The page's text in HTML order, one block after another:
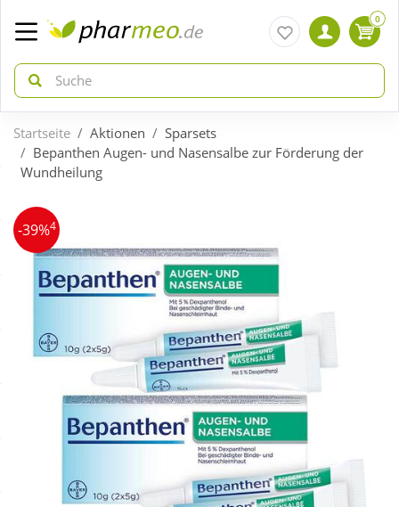
zurück
Aktuelle Coupons
Gratis dazu
Neuheiten
zurück
Arzneimittel
Bio & Genuss
Diabetes
Körperpflege & Kosmetik
0
Startseite Aktionen
Sparsets
Bepanthen Augen- und Nasensalbe zur Förderung der
Wundheilung
-39%4